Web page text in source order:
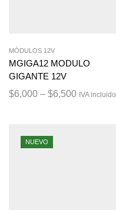
MÓDULOS 12V
MGIGA12 MODULO
GIGANTE 12V
$6,000 – $6,500 IVA incluido
NUEVO